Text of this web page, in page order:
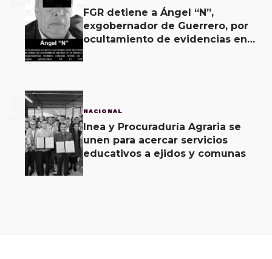
FGR detiene a Ángel “N”,
exgobernador de Guerrero, por
ocultamiento de evidencias en
3 NACIONAL
Inea y Procuraduría Agraria se
unen para acercar servicios
educativos a ejidos y comunas